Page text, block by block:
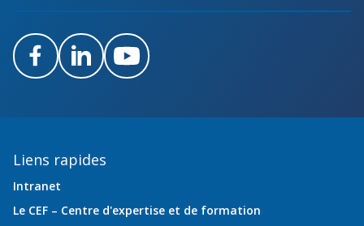
FacebookLinkedInYoutube
Liens rapides
Intranet
Le CEF – Centre d'expertise et de formation